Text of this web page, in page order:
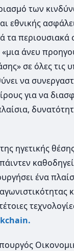
των
εθνικής
τα περιουσιακά
άνευ
σε όλες τις
να
για να
ηγετικής
ένα